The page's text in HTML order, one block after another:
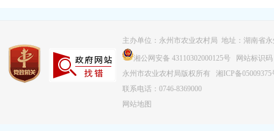
主办单位：永州市农业农村局 地址：湖南省
湘公网安备 43110302000125号 网站标识码
永州市农业农村局版权所有 湘ICP备05009375
联系电话：0746-8369000
网站地图